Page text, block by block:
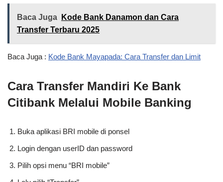
Baca Juga
Kode Bank Danamon dan Cara
Transfer Terbaru 2025
Baca Juga : Kode Bank Mayapada: Cara Transfer dan Limit
Cara Transfer Mandiri Ke Bank
Citibank Melalui Mobile Banking
Buka aplikasi BRI mobile di ponsel
Login dengan userID dan password
Pilih opsi menu “BRI mobile”